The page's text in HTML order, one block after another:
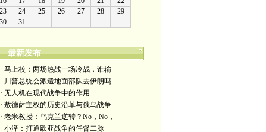
最新发布
· 马上校：两场热战一场冷战，谁输
· 川普总统会派遣地面部队去伊朗吗
· 无人机在现代战争中的作用
· 敖德萨主权的历史沿革与俄乌战争
· 老米教授：乌克兰逆转？No，No，
· 小泽：打通欧亚战争的任督二脉